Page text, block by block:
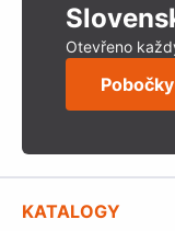
Otevřeno
Pobočky
KATALOGY